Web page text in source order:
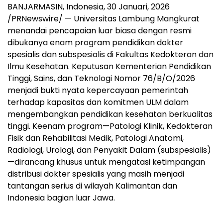
BANJARMASIN, Indonesia,30 Januari, 2026
/PRNewswire/ — Universitas Lambung Mangkurat
menandai pencapaian luar biasa dengan resmi
dibukanya enam program pendidikan dokter
spesialis dan subspesialis di Fakultas Kedokteran dan
Ilmu Kesehatan. Keputusan Kementerian Pendidikan
Tinggi, Sains, dan Teknologi Nomor 76/B/O/2026
menjadi bukti nyata kepercayaan pemerintah
terhadap kapasitas dan komitmen ULM dalam
mengembangkan pendidikan kesehatan berkualitas
tinggi. Keenam program—Patologi Klinik, Kedokteran
Fisik dan Rehabilitasi Medik, Patologi Anatomi,
Radiologi, Urologi, dan Penyakit Dalam (subspesialis)
—dirancang khusus untuk mengatasi ketimpangan
distribusi dokter spesialis yang masih menjadi
tantangan serius di wilayah Kalimantan dan
Indonesia bagian luar Jawa.